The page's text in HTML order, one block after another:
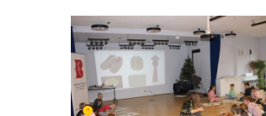
Marketing
Udostępniając